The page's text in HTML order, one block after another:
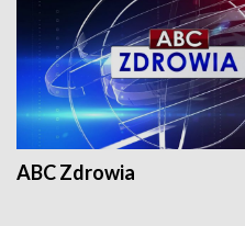
ABC Zdrowia